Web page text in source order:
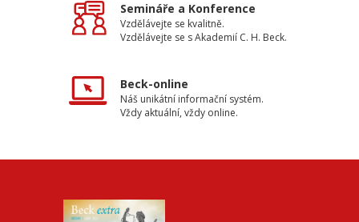
Semináře a Konference
Vzdělávejte se kvalitně.
Vzdělávejte se s Akademií C. H. Beck.
Beck-online
Náš unikátní informační systém.
Vždy aktuální, vždy online.